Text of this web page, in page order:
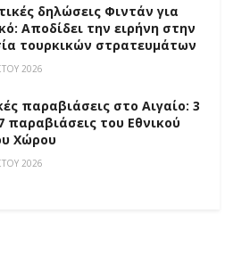
δηλώσεις Φιντάν για
Αποδίδει την ειρήνη στην
τουρκικών στρατευμάτων
2026
παραβιάσεις στο Αιγαίο: 3
παραβιάσεις του Εθνικού
Χώρου
2026